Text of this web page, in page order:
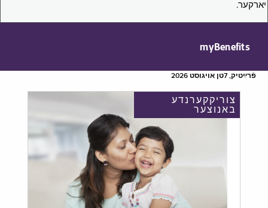
יארקער.
myBenefits
פֿרײַטיק, 7טן אויגוסט 2026
צוריקקערנדע
באנוצער